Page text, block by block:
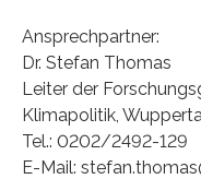
Ansprechpartner:
Dr. Stefan Thomas
Leiter der
Klimapolitik,
Tel.: 0202/2492-129
E-Mail: